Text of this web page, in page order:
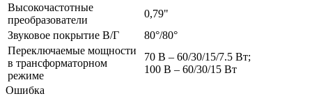
Высокочастотные
преобразователи
0,79"
Звуковое покрытие В/Г
80°/80°
Переключаемые мощности
в трансформаторном
режиме
70 В – 60/30/15/7.5 Вт;
100 В – 60/30/15 Вт
Ошибка